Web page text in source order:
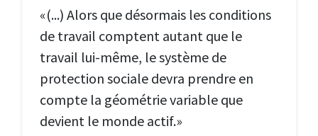
«(...) Alors que désormais les conditions
de travail comptent autant que le
travail lui-même, le système de
protection sociale devra prendre en
compte la géométrie variable que
devient le monde actif.»